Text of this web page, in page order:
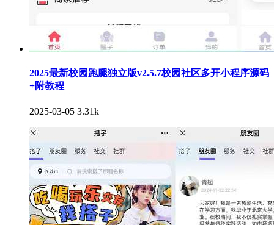
2025最新校园跑腿独立版v2.5.7校园社区多开小程序源码
+附教程
2025-03-05 3.31k